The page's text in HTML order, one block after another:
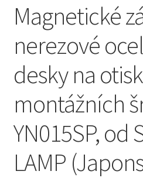
Zrušení
Magnetické
nerezové
desky na
montážních
YN015SP, od
LAMP